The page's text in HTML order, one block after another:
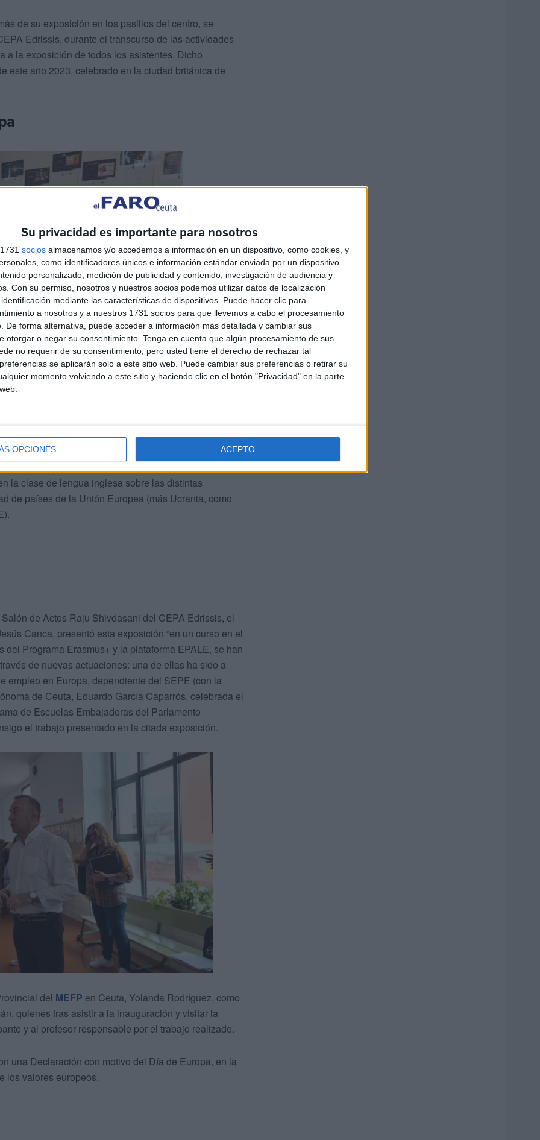
Su privacidad es importante para nosotros
socios almacenamos y/o accedemos a información en un dispositivo, como cookies, y
como identificadores únicos e información estándar enviada por un dispositivo
personalizado, medición de publicidad y contenido, investigación de audiencia y
Con su permiso, nosotros y nuestros socios podemos utilizar datos de localización
mediante las características de dispositivos. Puede hacer clic para
a nosotros y a nuestros 1731 socios para que llevemos a cabo el procesamiento
De forma alternativa, puede acceder a información más detallada y cambiar sus
otorgar o negar su consentimiento. Tenga en cuenta que algún procesamiento de sus
no requerir de su consentimiento, pero usted tiene el derecho de rechazar tal
se aplicarán solo a este sitio web. Puede cambiar sus preferencias o retirar su
momento volviendo a este sitio y haciendo clic en el botón "Privacidad" en la parte
OPCIONES ACEPTO
de su exposición en los pasillos del centro, se
Edrissis, durante el transcurso de las actividades
a la exposición de todos los asistentes. Dicho
este año 2023, celebrado en la ciudad británica de
a los 28 países participantes, quedaron
todos los interesados. En dicha exposición se
la clase de lengua inglesa sobre las distintas
de países de la Unión Europea (más Ucrania, como
de Actos Raju Shivdasani del CEPA Edrissis, el
Canca, presentó esta exposición “en un curso en el
Programa Erasmus+ y la plataforma EPALE, se han
de nuevas actuaciones: una de ellas ha sido a
empleo en Europa, dependiente del SEPE (con la
de Ceuta, Eduardo García Caparrós, celebrada el
de Escuelas Embajadoras del Parlamento
el trabajo presentado en la citada exposición.
del MEFP en Ceuta, Yolanda Rodríguez, como
quienes tras asistir a la inauguración y visitar la
y al profesor responsable por el trabajo realizado.
una Declaración con motivo del Día de Europa, en la
los valores europeos.